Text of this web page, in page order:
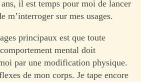
il est temps pour moi de lancer
m’interroger sur mes usages.
principaux est que toute
mental doit
par une modification physique.
de mon corps. Je tape encore